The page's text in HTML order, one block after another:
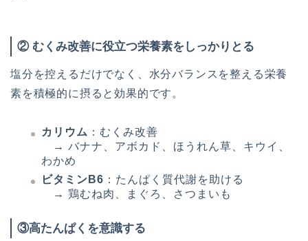
② むくみ改善に役立つ栄養素をしっかりとる
塩分を控えるだけでなく、水分バランスを整える栄養
素を積極的に摂ると効果的です。
カリウム ：むくみ改善
→ バナナ、アボカド、ほうれん草、キウイ、
わかめ
ビタミンB6 ：たんぱく質代謝を助ける
→ 鶏むね肉、まぐろ、さつまいも
③高たんぱくを意識する